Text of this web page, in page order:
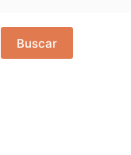
Buscar